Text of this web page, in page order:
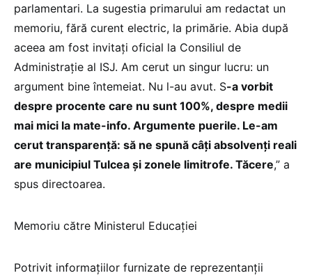
parlamentari. La sugestia primarului am redactat un
memoriu, fără curent electric, la primărie. Abia după
aceea am fost invitați oficial la Consiliul de
Administrație al ISJ. Am cerut un singur lucru: un
argument bine întemeiat. Nu l-au avut. S-a vorbit
despre procente care nu sunt 100%, despre medii
mai mici la mate-info. Argumente puerile. Le-am
cerut transparență: să ne spună câți absolvenți reali
are municipiul Tulcea și zonele limitrofe. Tăcere,” a
spus directoarea.
Memoriu către Ministerul Educației
Potrivit informațiilor furnizate de reprezentanții